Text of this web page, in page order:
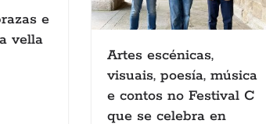
e
vella
Artes escénicas,
visuais, poesía, música
e contos no Festival C
que se celebra en